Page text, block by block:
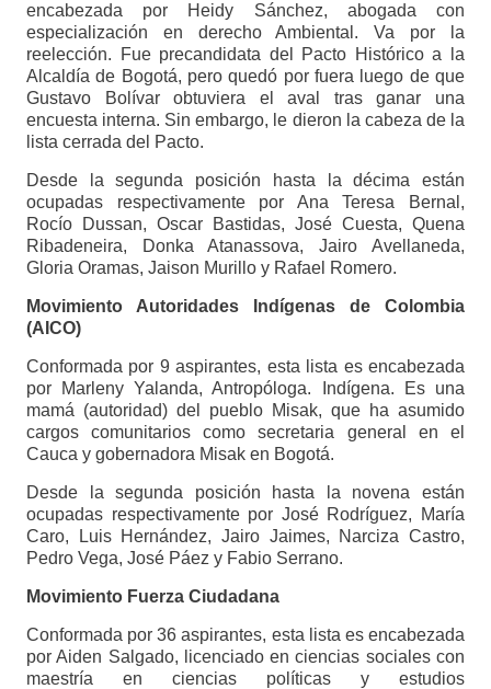
encabezada por Heidy Sánchez, abogada con
especialización en derecho Ambiental. Va por la
reelección. Fue precandidata del Pacto Histórico a la
Alcaldía de Bogotá, pero quedó por fuera luego de que
Gustavo Bolívar obtuviera el aval tras ganar una
encuesta interna. Sin embargo, le dieron la cabeza de la
lista cerrada del Pacto.
Desde la segunda posición hasta la décima están
ocupadas respectivamente por Ana Teresa Bernal,
Rocío Dussan, Oscar Bastidas, José Cuesta, Quena
Ribadeneira, Donka Atanassova, Jairo Avellaneda,
Gloria Oramas, Jaison Murillo y Rafael Romero.
Movimiento Autoridades Indígenas de Colombia
(AICO)
Conformada por 9 aspirantes, esta lista es encabezada
por Marleny Yalanda, Antropóloga. Indígena. Es una
mamá (autoridad) del pueblo Misak, que ha asumido
cargos comunitarios como secretaria general en el
Cauca y gobernadora Misak en Bogotá.
Desde la segunda posición hasta la novena están
ocupadas respectivamente por José Rodríguez, María
Caro, Luis Hernández, Jairo Jaimes, Narciza Castro,
Pedro Vega, José Páez y Fabio Serrano.
Movimiento Fuerza Ciudadana
Conformada por 36 aspirantes, esta lista es encabezada
por Aiden Salgado, licenciado en ciencias sociales con
maestría en ciencias políticas y estudios